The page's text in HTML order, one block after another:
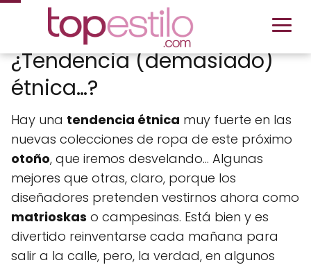
¿Tendencia (demasiado)
étnica…?
Hay una tendencia étnica muy fuerte en las
nuevas colecciones de ropa de este próximo
otoño, que iremos desvelando… Algunas
mejores que otras, claro, porque los
diseñadores pretenden vestirnos ahora como
matrioskas o campesinas. Está bien y es
divertido reinventarse cada mañana para
salir a la calle, pero, la verdad, en algunos